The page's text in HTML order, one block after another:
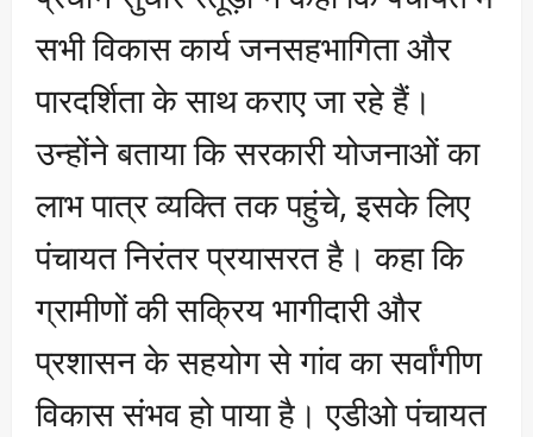
सभी विकास कार्य जनसहभागिता और
पारदर्शिता के साथ कराए जा रहे हैं।
उन्होंने बताया कि सरकारी योजनाओं का
लाभ पात्र व्यक्ति तक पहुंचे, इसके लिए
पंचायत निरंतर प्रयासरत है। कहा कि
ग्रामीणों की सक्रिय भागीदारी और
प्रशासन के सहयोग से गांव का सर्वांगीण
विकास संभव हो पाया है। एडीओ पंचायत